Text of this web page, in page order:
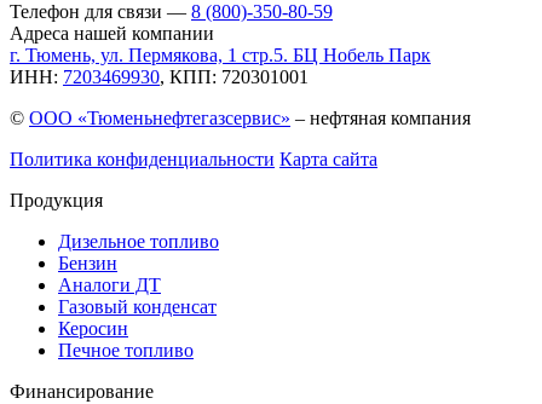
Телефон для связи — 8 (800)-350-80-59
Адреса нашей компании
г. Тюмень, ул. Пермякова, 1 стр.5. БЦ Нобель Парк
ИНН: 7203469930, КПП: 720301001
© ООО «Тюменьнефтегазсервис» – нефтяная компания
Политика конфиденциальности Карта сайта
Продукция
Дизельное топливо
Бензин
Аналоги ДТ
Газовый конденсат
Керосин
Печное топливо
Финансирование